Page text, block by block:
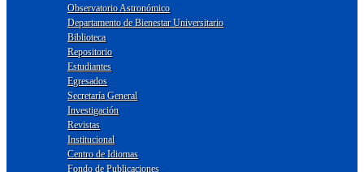
Observatorio Astronómico
Departamento de Bienestar Universitario
Biblioteca
Repositorio
Estudiantes
Egresados
Secretaría General
Investigación
Revistas
Institucional
Centro de Idiomas
Fondo de Publicaciones